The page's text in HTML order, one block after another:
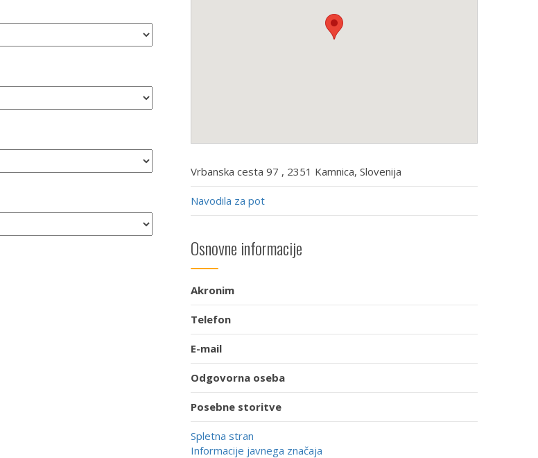
Vrbanska cesta 97 , 2351 Kamnica, Slovenija
Navodila za pot
Osnovne informacije
Akronim
Telefon
E-mail
Odgovorna oseba
Posebne storitve
Spletna stran
Informacije javnega značaja